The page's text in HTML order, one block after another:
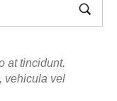
at tincidunt.
vehicula vel